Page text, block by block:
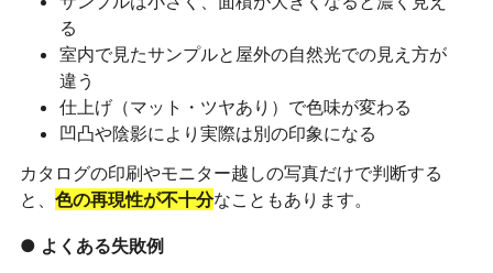
る
室内で見たサンプルと屋外の自然光での見え方が
違う
仕上げ（マット・ツヤあり）で色味が変わる
凹凸や陰影により実際は別の印象になる
カタログの印刷やモニター越しの写真だけで判断する
と、 色の再現性が不十分なこともあります。
● よくある失敗例